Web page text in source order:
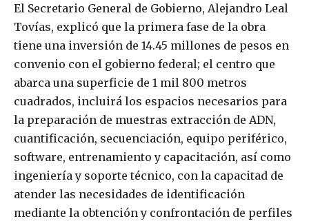
El Secretario General de Gobierno, Alejandro Leal
Tovías, explicó que la primera fase de la obra
tiene una inversión de 14.45 millones de pesos en
convenio con el gobierno federal; el centro que
abarca una superficie de 1 mil 800 metros
cuadrados, incluirá los espacios necesarios para
la preparación de muestras extracción de ADN,
cuantificación, secuenciación, equipo periférico,
software, entrenamiento y capacitación, así como
ingeniería y soporte técnico, con la capacitad de
atender las necesidades de identificación
mediante la obtención y confrontación de perfiles